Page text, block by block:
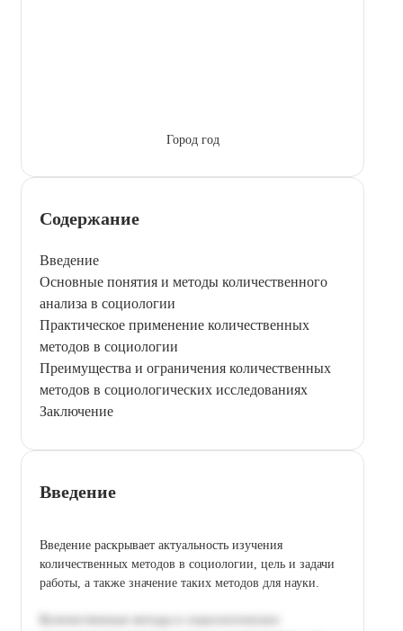
Город год
Содержание
Введение
Основные понятия и методы количественного
анализа в социологии
Практическое применение количественных
методов в социологии
Преимущества и ограничения количественных
методов в социологических исследованиях
Заключение
Введение
Введение раскрывает актуальность изучения
количественных методов в социологии, цель и задачи
работы, а также значение таких методов для науки.